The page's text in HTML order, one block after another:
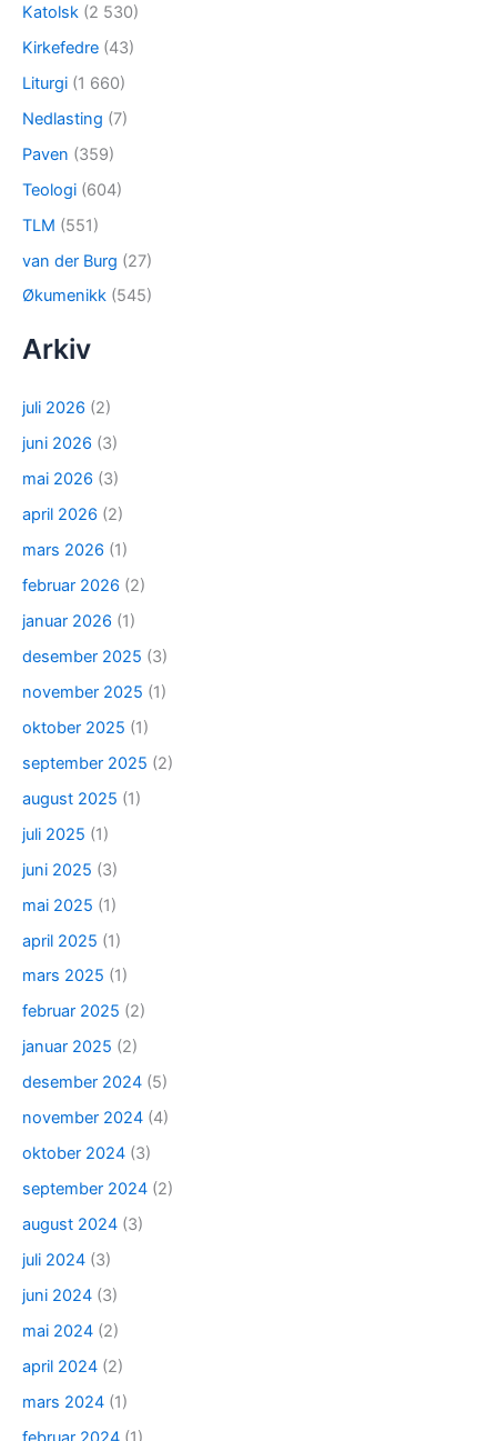
Katolsk (2 530)
Kirkefedre (43)
Liturgi (1 660)
Nedlasting (7)
Paven (359)
Teologi (604)
TLM (551)
van der Burg (27)
Økumenikk (545)
Arkiv
juli 2026 (2)
juni 2026 (3)
mai 2026 (3)
april 2026 (2)
mars 2026 (1)
februar 2026 (2)
januar 2026 (1)
desember 2025 (3)
november 2025 (1)
oktober 2025 (1)
september 2025 (2)
august 2025 (1)
juli 2025 (1)
juni 2025 (3)
mai 2025 (1)
april 2025 (1)
mars 2025 (1)
februar 2025 (2)
januar 2025 (2)
desember 2024 (5)
november 2024 (4)
oktober 2024 (3)
september 2024 (2)
august 2024 (3)
juli 2024 (3)
juni 2024 (3)
mai 2024 (2)
april 2024 (2)
mars 2024 (1)